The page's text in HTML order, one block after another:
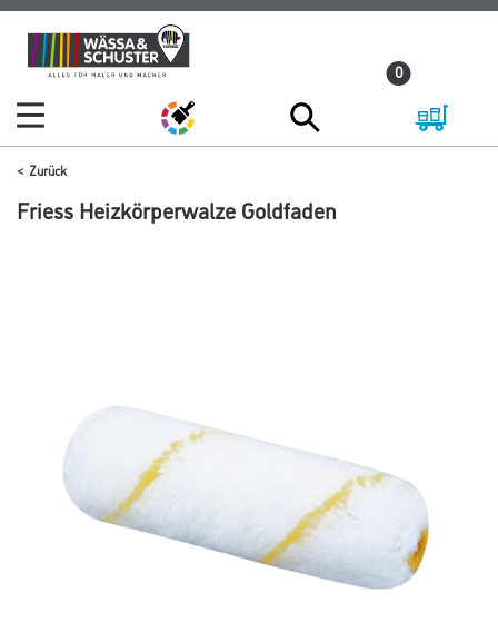
Zum
Inhalt
Zum
Navigationsmenü
0
Zurück
Friess Heizkörperwalze Goldfaden